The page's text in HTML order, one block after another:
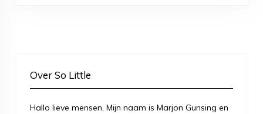
Over So Little
Hallo lieve mensen, Mijn naam is Marjon Gunsing en